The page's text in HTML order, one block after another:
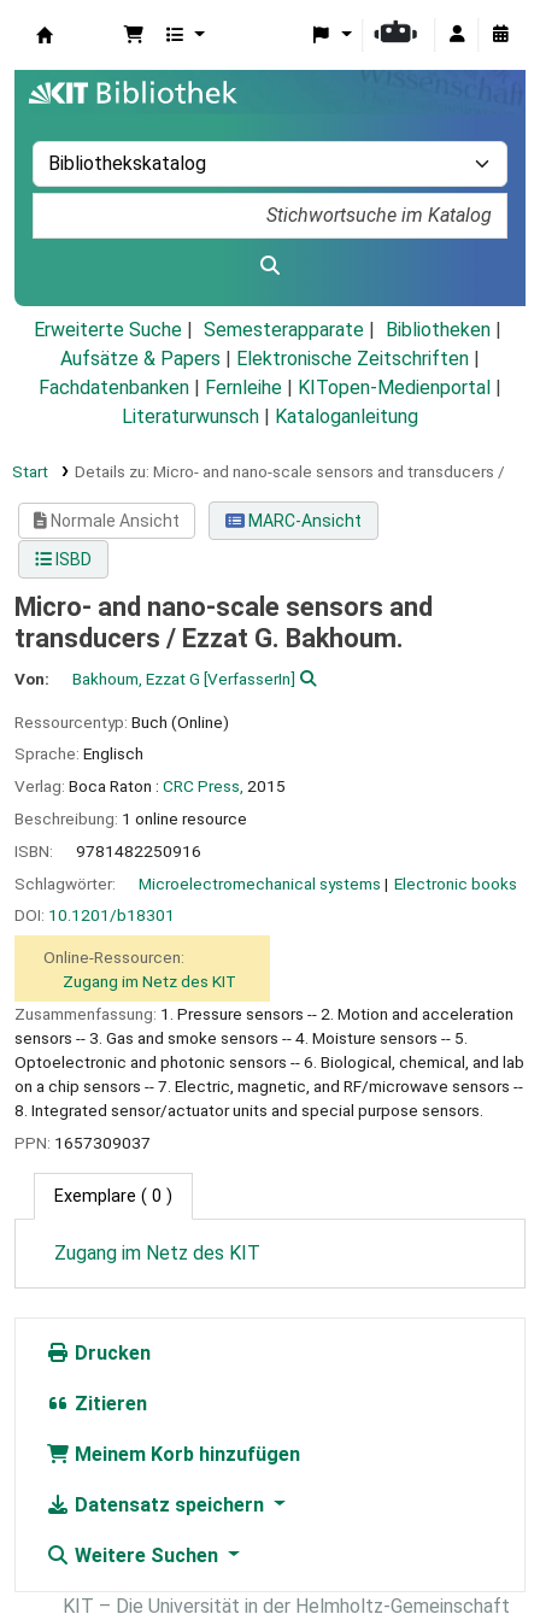
Erweiterte Suche Semesterapparate
Bibliotheken
Aufsätze & Papers
Elektronische Zeitschriften
Fachdatenbanken
Fernleihe KITopen-Medienportal
Literaturwunsch
Kataloganleitung
Start Details zu: Micro- and nano-scale sensors and transducers /
Normale Ansicht
MARC-Ansicht
ISBD
Micro- and nano-scale sensors and
transducers / Ezzat G. Bakhoum.
Von: Bakhoum, Ezzat G [VerfasserIn]
Ressourcentyp: Buch (Online)
Sprache: Englisch
Verlag: Boca Raton : CRC Press, 2015
Beschreibung: 1 online resource
ISBN:
9781482250916
Schlagwörter:
Microelectromechanical systems
Electronic books
DOI: 10.1201/b18301
Online-Ressourcen:
Zugang im Netz des KIT
Zusammenfassung: 1. Pressure sensors -- 2. Motion and acceleration
sensors -- 3. Gas and smoke sensors -- 4. Moisture sensors -- 5.
Optoelectronic and photonic sensors -- 6. Biological, chemical, and lab
on a chip sensors -- 7. Electric, magnetic, and RF/microwave sensors --
8. Integrated sensor/actuator units and special purpose sensors.
PPN: 1657309037
Exemplare ( 0 )
Zugang im Netz des KIT
Drucken
Zitieren
Meinem Korb hinzufügen
Datensatz speichern
Weitere Suchen
KIT – Die Universität in der Helmholtz-Gemeinschaft